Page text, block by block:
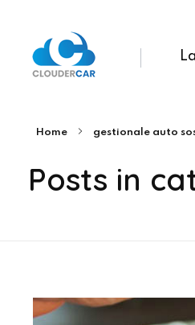
Home gestionale auto
Posts in